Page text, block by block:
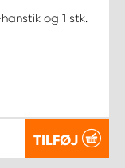
og 1 stk.
TILFØJ